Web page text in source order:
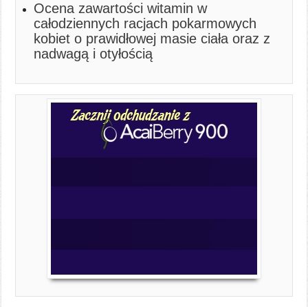
Ocena zawartości witamin w
całodziennych racjach pokarmowych
kobiet o prawidłowej masie ciała oraz z
nadwagą i otyłością